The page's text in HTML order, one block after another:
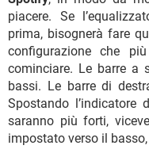
piacere. Se
prima, bisognerà fare
configurazione che
cominciare. Le barre a
bassi. Le barre di
Spostando l’indicatore
saranno più forti,
impostato verso il